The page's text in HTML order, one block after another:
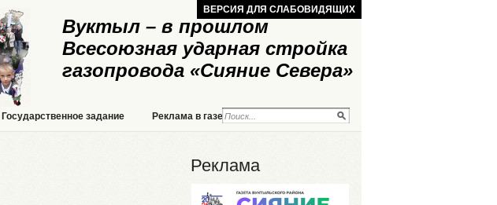
Вуктыл – в прошлом
Всесоюзная ударная стройка
газопровода «Сияние Севера»
ВЕРСИЯ ДЛЯ СЛАБОВИДЯЩИХ
Государственное задание Реклама в газете Реклама на сайте
Реклама